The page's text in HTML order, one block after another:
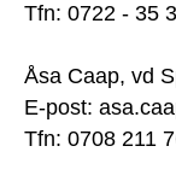
Tfn: 0722 - 35
Åsa Caap, vd
E-post:
Tfn: 0708 211